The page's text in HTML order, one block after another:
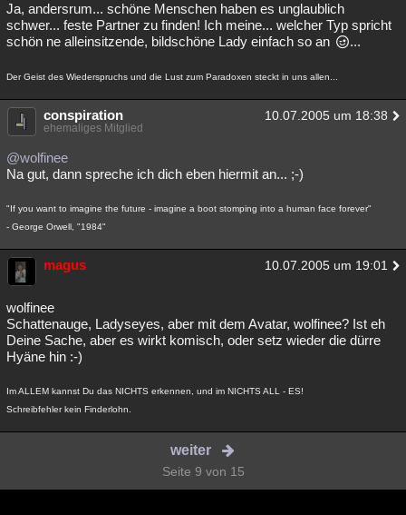
Ja, andersrum... schöne Menschen haben es unglaublich
schwer... feste Partner zu finden! Ich meine... welcher Typ spricht
schön ne alleinsitzende, bildschöne Lady einfach so an
...
Der Geist des Wiederspruchs und die Lust zum Paradoxen steckt in uns allen...
conspiration 10.07.2005 um 18:38
ehemaliges Mitglied
@wolfinee
Na gut, dann spreche ich dich eben hiermit an... ;-)
"If you want to imagine the future - imagine a boot stomping into a human face forever"
- George Orwell, "1984"
magus 10.07.2005 um 19:01
wolfinee
Schattenauge, Ladyseyes, aber mit dem Avatar, wolfinee? Ist eh
Deine Sache, aber es wirkt komisch, oder setz wieder die dürre
Hyäne hin :-)
Im ALLEM kannst Du das NICHTS erkennen, und im NICHTS ALL - ES!
Schreibfehler kein Finderlohn.
weiter
Seite 9 von 15